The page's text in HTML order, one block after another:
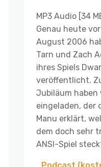
MP3 Audio [34
Genau heute
August 2006
Tarn und Zach
ihres Spiels
veröffentlicht.
Jubiläum haben
eingeladen, der
Manu erklärt,
dem doch sehr
ANSI-Spiel